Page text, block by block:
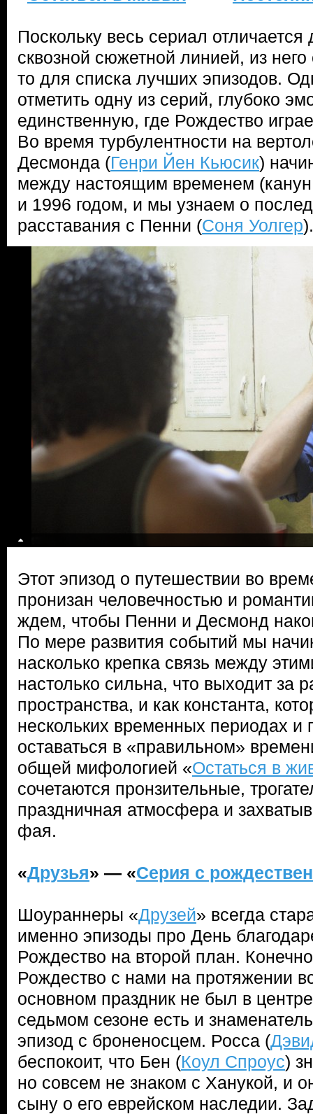
Поскольку весь сериал отличается
сквозной сюжетной линией, из
то для списка лучших эпизодов.
отметить одну из серий, глубоко
единственную, где Рождество
Во время турбулентности на
Десмонда (Генри Йен Кьюсик)
между настоящим временем
и 1996 годом, и мы узнаем о
расставания с Пенни (Соня Уолгер).
Этот эпизод о путешествии во
пронизан человечностью и
ждем, чтобы Пенни и Десмонд
По мере развития событий мы
насколько крепка связь между
настолько сильна, что выходит за
пространства, и как константа,
нескольких временных периодах и
оставаться в «правильном»
общей мифологией «Остаться в
сочетаются пронзительные,
праздничная атмосфера и
фая.
«Друзья» — «Серия с
Шоураннеры «Друзей» всегда
именно эпизоды про День
Рождество на второй план.
Рождество с нами на протяжении
основном праздник не был в
седьмом сезоне есть и
эпизод с броненосцем. Росса (
беспокоит, что Бен (Коул Спроус)
но совсем не знаком с Ханукой, и
сыну о его еврейском наследии.